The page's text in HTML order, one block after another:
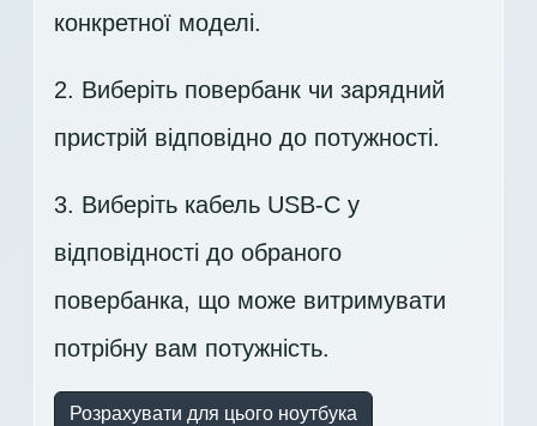
конкретної моделі.
2. Виберіть повербанк чи зарядний
пристрій відповідно до потужності.
3. Виберіть кабель USB-C у
відповідності до обраного
повербанка, що може витримувати
потрібну вам потужність.
Розрахувати для цього ноутбука